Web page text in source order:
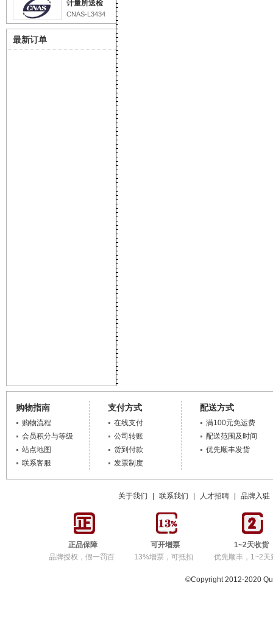
计量所送检
CNAS-L3434
最新订单
购物指南
购物流程
会员积分与等级
站点地图
联系客服
支付方式
在线支付
公司转账
货到付款
发票制度
配送方式
满100元免运费
配送范围及时间
优先顺丰发货
关于我们 联系我们 人才招聘 品牌入驻
正品保障
品牌授权，假一罚百
可开增票
13%增票，可抵扣
1~2天收货
优先顺丰，1~2天
©Copyright 2012-2020